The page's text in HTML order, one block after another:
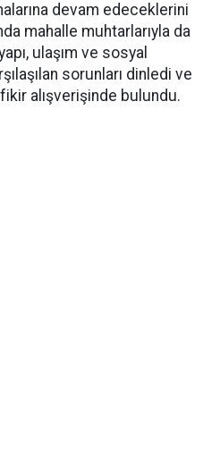
devam edeceklerini
mahalle muhtarlarıyla da
ulaşım ve sosyal
sorunları dinledi ve
alışverişinde bulundu.